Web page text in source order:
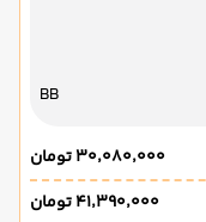
BB
۳۰٬۰۸۰٬۰۰۰ تومان
۴۱٬۳۹۰٬۰۰۰ تومان